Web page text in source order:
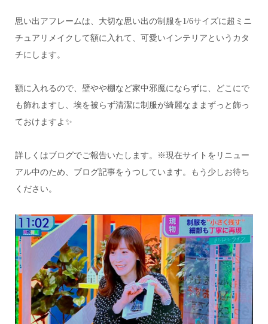
思い出アフレームは、大切な思い出の制服を1/6サイズに超ミニ
チュアリメイクして額に入れて、可愛いインテリアというカタ
チにします。
額に入れるので、壁やや棚など家中邪魔にならずに、どこにで
も飾れますし、埃を被らず清潔に制服が綺麗なままずっと飾っ
ておけますよ✨
詳しくはブログでご報告いたします。※現在サイトをリニュー
アル中のため、ブログ記事をうつしています。もう少しお待ち
ください。